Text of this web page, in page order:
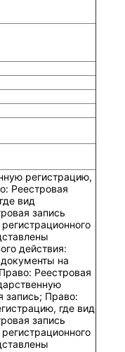
Представлены документы на государственную регистрацию, где вид регистрационного действия: Право: Реестровая запись; Право: Реестровая запись Представлены документы на государственную регистрацию, где вид регистрационного действия: Право: Реестровая запись; Право: Реестровая запись Представлены документы на государственную регистрацию, где вид регистрационного действия: Право: Реестровая запись; Право: Реестровая запись Представлены документы на государственную регистрацию, где вид регистрационного действия: Право: Реестровая запись; Право: Реестровая запись Представлены документы на государственную регистрацию, где вид регистрационного действия: Право: Реестровая запись; Право: Реестровая запись Представлены документы на государственную регистрацию, где вид регистрационного действия: Право: Реестровая запись; Право: Реестровая запись Представлены документы на государственную регистрацию, где вид регистрационного действия: Право: Реестровая запись; Право: Реестровая запись Представлены документы на государственную регистрацию, где вид регистрационного действия: Право: Реестровая запись; Право: Реестровая запись Представлены документы на государственную регистрацию, где вид регистрационного действия: Право: Реестровая запись; Право: Реестровая запись Представлены документы на государственную регистрацию, где вид регистрационного действия: Право: Реестровая запись; Право: Реестровая запись Представлены документы на государственную регистрацию, где вид регистрационного действия: Право: Реестровая запись; Право: Реестровая запись Представлены документы на государственную регистрацию, где вид регистрационного действия: Право: Реестровая запись; Право: Реестровая запись Представлены документы на государственную регистрацию, где вид регистрац